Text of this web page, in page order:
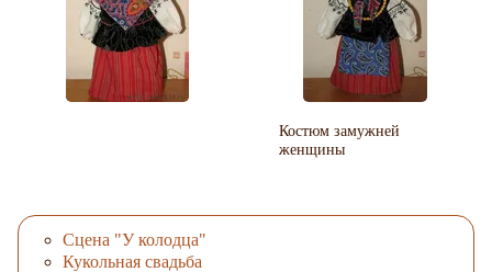
Костюм замужней
женщины
Сцена "У колодца"
Кукольная свадьба